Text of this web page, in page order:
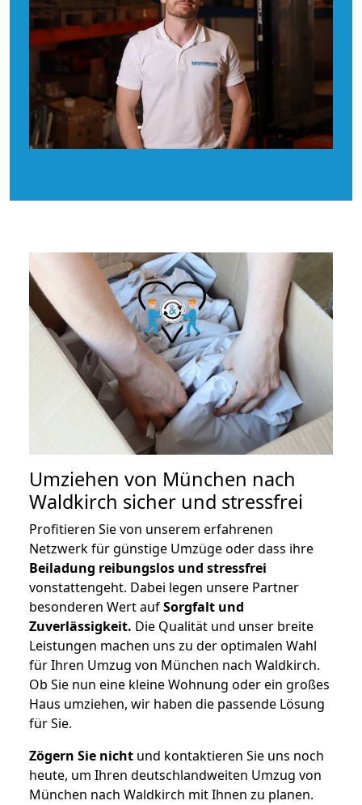
Umziehen von München nach
Waldkirch sicher und stressfrei
Profitieren Sie von unserem erfahrenen
Netzwerk für günstige Umzüge oder dass ihre
Beiladung reibungslos und stressfrei
vonstattengeht. Dabei legen unsere Partner
besonderen Wert aufSorgfalt und
Zuverlässigkeit. Die Qualität und unser breite
Leistungen machen uns zu der optimalen Wahl
für Ihren Umzug von München nach Waldkirch.
Ob Sie nun eine kleine Wohnung oder ein großes
Haus umziehen, wir haben die passende Lösung
für Sie.
Zögern Sie nicht und kontaktieren Sie uns noch
heute, um Ihren deutschlandweiten Umzug von
München nach Waldkirch mit Ihnen zu planen.